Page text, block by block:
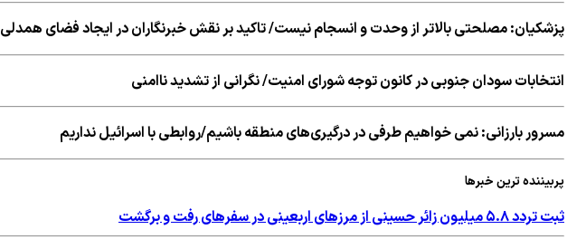
پزشکیان: مصلحتی بالاتر از وحدت و انسجام نیست/ تاکید بر نقش خبرنگاران در ایجاد فضای همدلی
انتخابات سودان جنوبی در کانون توجه شورای امنیت/ نگرانی از تشدید ناامنی
مسرور بارزانی: نمی خواهیم طرفی در درگیری‌های منطقه باشیم/روابطی با اسرائیل نداریم
پربیننده ترین خبرها
ثبت تردد ۵.۸ میلیون زائر حسینی از مرزهای اربعینی در سفرهای رفت و برگشت